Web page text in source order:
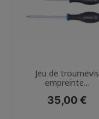
Jeu de trournevis
empreinte...
Prix
35,00 €